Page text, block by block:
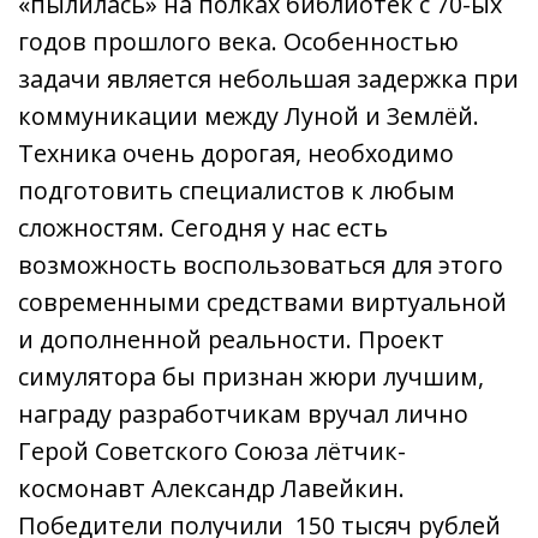
годов прошлого века. Особенностью
задачи является небольшая задержка при
коммуникации между Луной и Землёй.
Техника очень дорогая, необходимо
подготовить специалистов к любым
сложностям. Сегодня у нас есть
возможность воспользоваться для этого
современными средствами виртуальной
и дополненной реальности. Проект
симулятора бы признан жюри лучшим,
награду разработчикам вручал лично
Герой Советского Союза лётчик-
космонавт Александр Лавейкин.
Победители получили 150 тысяч рублей